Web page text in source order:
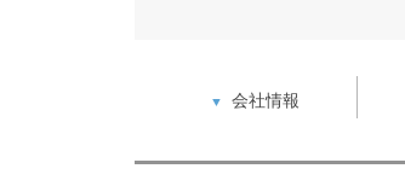
会社情報